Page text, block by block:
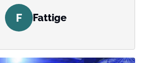
F Fattige